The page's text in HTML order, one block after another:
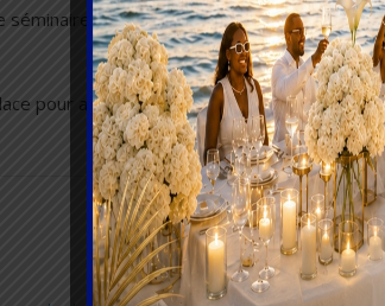
séminaire vise à garantir la réalisation des
pour atteindre cet objectif, notamment la